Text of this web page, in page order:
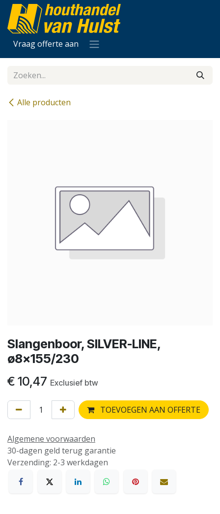
Overslaan naar inhoud
Vraag offerte aan
Alle producten
Slangenboor, SILVER-LINE,
ø8x155/230
€ 10,47 Exclusief btw
TOEVOEGEN AAN OFFERTE
Algemene voorwaarden
30-dagen geld terug garantie
Verzending: 2-3 werkdagen